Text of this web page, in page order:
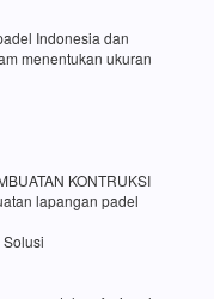
Indonesia dan
menentukan ukuran
KONTRUKSI
lapangan padel